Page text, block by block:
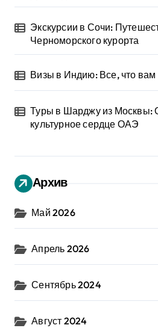
Экскурсии в Сочи:
Черноморского курорта
Визы в Индию: Все, что вам
Туры в Шарджу из Москвы:
культурное сердце ОАЭ
Архив
Май 2026
Апрель 2026
Сентябрь 2024
Август 2024